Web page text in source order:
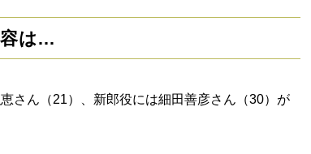
は…
さん（21）、新郎役には細田善彦さん（30）が